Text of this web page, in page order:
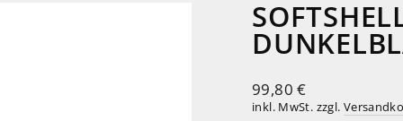
Normaler
Preis
99,80 €
inkl. MwSt. zzgl.